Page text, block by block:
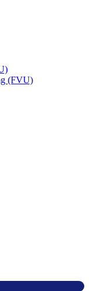
(FVU)